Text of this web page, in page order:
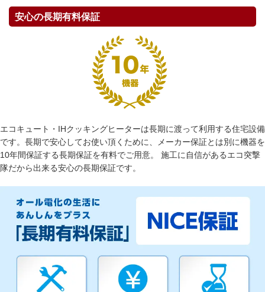
安心の長期有料保証
エコキュート・IHクッキングヒーターは長期に渡って利用する住宅設備
です。長期で安心してお使い頂くために、メーカー保証とは別に機器を
10年間保証する長期保証を有料でご用意。 施工に自信があるエコ突撃
隊だから出来る安心の長期保証です。